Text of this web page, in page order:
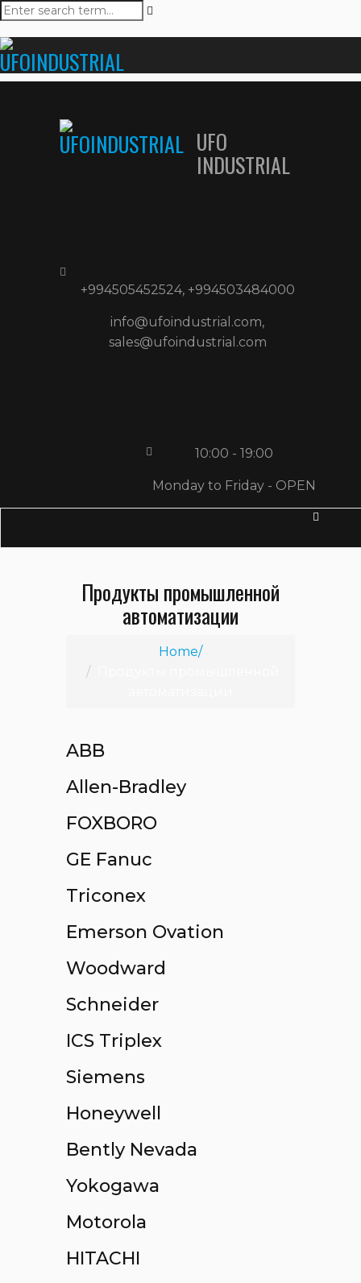
UFO
INDUSTRIAL
+994505452524, +994503484000
info@ufoindustrial.com,
sales@ufoindustrial.com
10:00 - 19:00
Monday to Friday - OPEN
Продукты промышленной
автоматизации
Home
ABB
Allen-Bradley
FOXBORO
GE Fanuc
Triconex
Emerson Ovation
Woodward
Schneider
ICS Triplex
Siemens
Honeywell
Bently Nevada
Yokogawa
Motorola
HITACHI